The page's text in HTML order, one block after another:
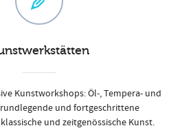
Kunstworkshops: Öl-, Tempera- und
und fortgeschrittene
und zeitgenössische Kunst.